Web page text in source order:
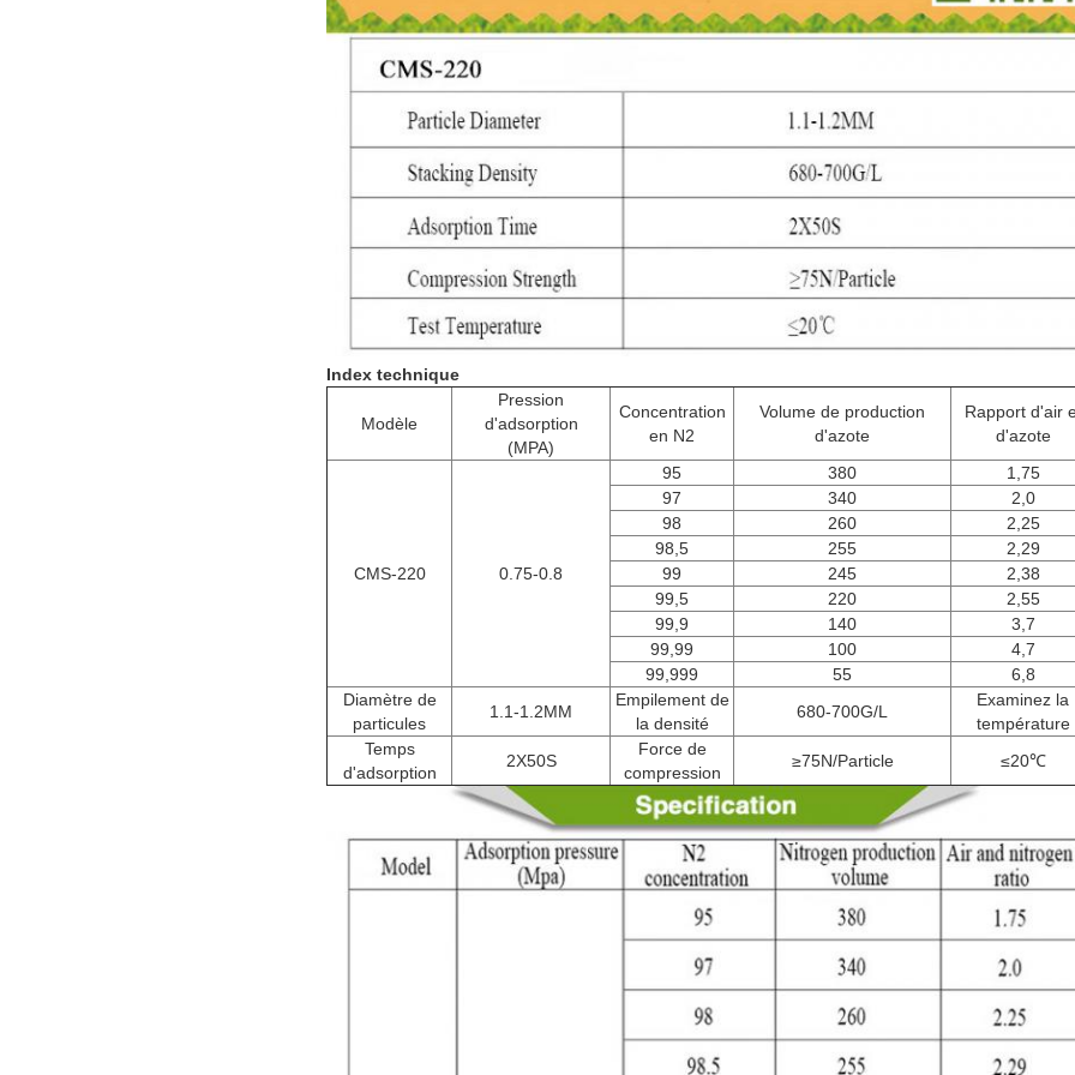
Index technique
Modèle
Pression
d'adsorption
(MPA)
Concentration
en N2
Volume de production
d'azote
Rapport d'air
d'azote
CMS-220 0.75-0.8
95 380
1,75
97
340
2,0
98
260
2,25
98,5
255
2,29
99
245
2,38
99,5
220
2,55
99,9
140
3,7
99,99
100
4,7
99,999
55
6,8
Diamètre de
particules
1.1-1.2MM
Empilement de
la densité
680-700G/L
Examinez la
température
Temps
d'adsorption
2X50S
Force de
compression
≥75N/Particle ≤20℃